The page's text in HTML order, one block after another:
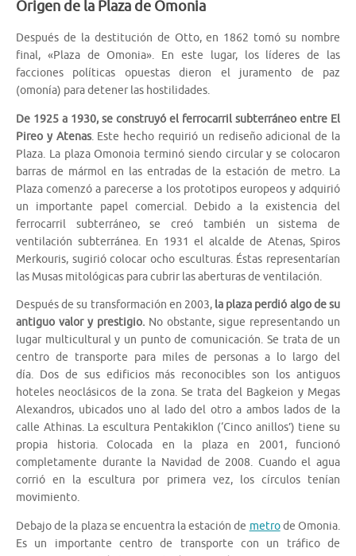
Origen de la Plaza de Omonia
Después de la destitución de Otto, en 1862 tomó su nombre
final, «Plaza de Omonia». En este lugar, los líderes de las
facciones políticas opuestas dieron el juramento de paz
(omonía) para detener las hostilidades.
De 1925 a 1930, se construyó el ferrocarril subterráneo entre El
Pireo y Atenas. Este hecho requirió un rediseño adicional de la
Plaza. La plaza Omonoia terminó siendo circular y se colocaron
barras de mármol en las entradas de la estación de metro. La
Plaza comenzó a parecerse a los prototipos europeos y adquirió
un importante papel comercial. Debido a la existencia del
ferrocarril subterráneo, se creó también un sistema de
ventilación subterránea. En 1931 el alcalde de Atenas, Spiros
Merkouris, sugirió colocar ocho esculturas. Éstas representarían
las Musas mitológicas para cubrir las aberturas de ventilación.
Después de su transformación en 2003, la plaza perdió algo de su
antiguo valor y prestigio. No obstante, sigue representando un
lugar multicultural y un punto de comunicación. Se trata de un
centro de transporte para miles de personas a lo largo del
día. Dos de sus edificios más reconocibles son los antiguos
hoteles neoclásicos de la zona. Se trata del Bagkeion y Megas
Alexandros, ubicados uno al lado del otro a ambos lados de la
calle Athinas. La escultura Pentakiklon (‘Cinco anillos’) tiene su
propia historia. Colocada en la plaza en 2001, funcionó
completamente durante la Navidad de 2008. Cuando el agua
corrió en la escultura por primera vez, los círculos tenían
movimiento.
Debajo de la plaza se encuentra la estación de metrode Omonia.
Es un importante centro de transporte con un tráfico de